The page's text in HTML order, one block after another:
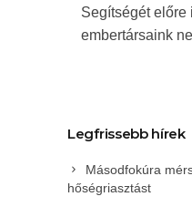
Segítségét előre
embertársaink
Legfrissebb hírek
Másodfokúra
hőségriasztást